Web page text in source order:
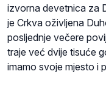
izvorna devetnica za
je Crkva oživljena
posljednje večere
traje već dvije tisuće
imamo svoje mjesto i